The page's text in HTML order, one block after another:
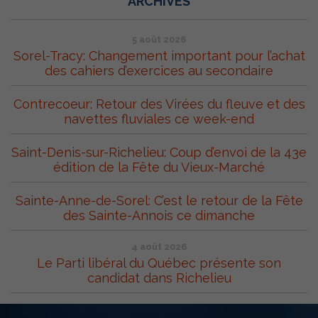
5 août 2026
Sorel-Tracy: Changement important pour l’achat
des cahiers d’exercices au secondaire
Contrecoeur: Retour des Virées du fleuve et des
navettes fluviales ce week-end
Saint-Denis-sur-Richelieu: Coup d’envoi de la 43e
édition de la Fête du Vieux-Marché
Sainte-Anne-de-Sorel: C’est le retour de la Fête
des Sainte-Annois ce dimanche
4 août 2026
Le Parti libéral du Québec présente son
candidat dans Richelieu